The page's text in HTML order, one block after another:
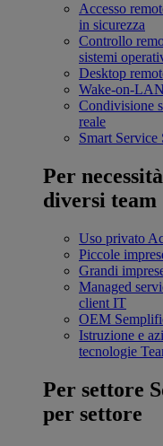
Accesso
in sicurezza
Controllo
sistemi
Desktop
Wake-on-LAN
Condivisione
reale
Smart Service
Per necessità
diversi team
Uso privato
Piccole
Grandi
Managed
client IT
OEM
Istruzione e
tecnologie
Per settore
per settore